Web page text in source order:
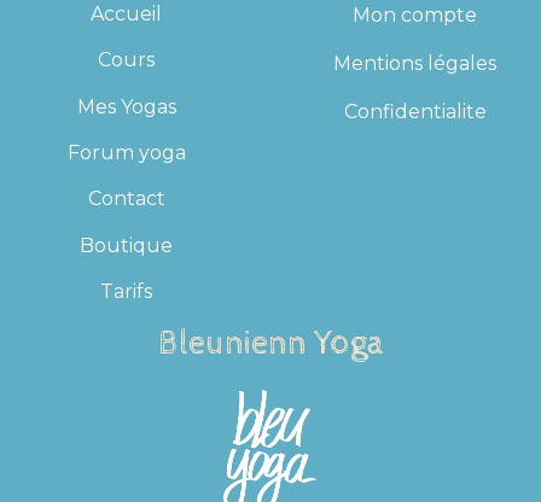
Accueil
Cours
Mes Yogas
Forum yoga
Contact
Boutique
Tarifs
Bleunienn Yoga
Mon compte
Mentions légales
Confidentialite